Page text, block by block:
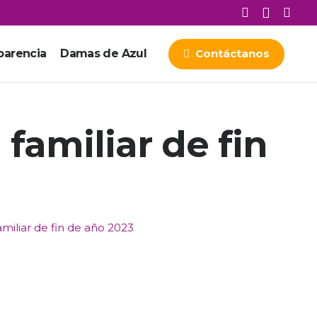
Damas de Azul Contáctanos
familiar de fin
de fin de año 2023